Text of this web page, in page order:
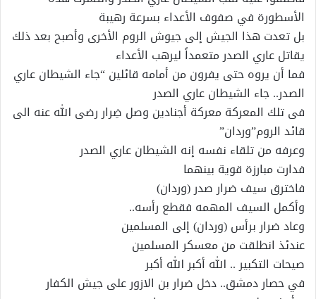
الأسطورة في صفوف الأعداء بسرعة رهيبة
بل تعدت هذا الجيش إلى جيوش الروم الأخرى وأصبح بعد ذلك
يقاتل عاري الصدر متعمداً ليرهب الأعداء
فما أن يروه حتى يفرون من أمامه قائلين “جاء الشيطان عاري
الصدر.. جاء الشيطان عاري الصدر
فى تلك المعركة معركة أجنادين وصل ضِرار رضى الله عنه الى
قائد الروم”وردان”
وعرفه من تلقاء نفسه إنه الشيطان عاري الصدر
فدارت مبارزة قوية بينهما
فاخترق سيف ضرار صدر (وردان)
وأكمل السيف المهمه فقطع رأسه..
وعاد ضرار برأس (وردان) إلى المسلمين
عندئذ انطلقت من معسكر المسلمين
صيحات التكبير .. الله أكبر الله أكبر
في حصار دمشق.. دخل ضرار بن الازور على جيش الكفار